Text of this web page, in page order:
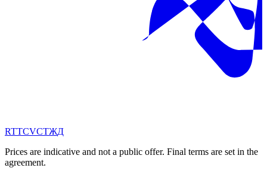
RTTCVCТЖД
Prices are indicative and not a public offer. Final terms are set in the
agreement.